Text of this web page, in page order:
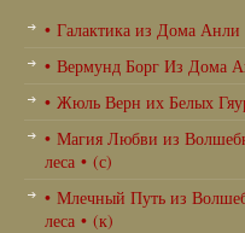
• Галактика из Дома Анли
• Вермунд Борг Из Дома
• Жюль Верн их Белых
• Магия Любви из
леса • (с)
• Млечный Путь из
леса • (к)